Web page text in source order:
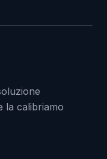
la calibriamo